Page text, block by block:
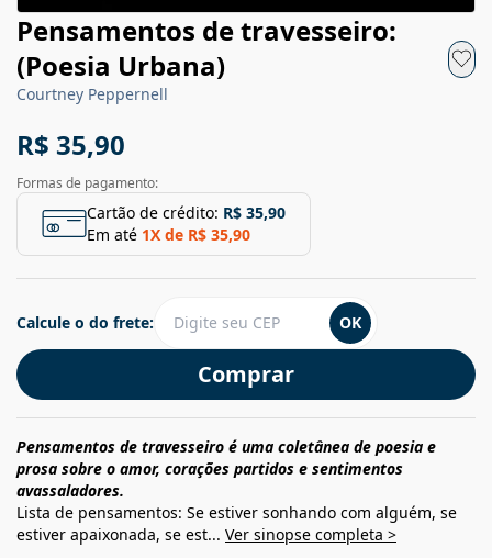
Pensamentos de travesseiro:
(Poesia Urbana)
Courtney Peppernell
R$ 35,90
Formas de pagamento:
Cartão de crédito: R$ 35,90
Em até 1X de R$ 35,90
Comprar
Calcule o do frete: OK
Pensamentos de travesseiro é uma coletânea de poesia e
prosa sobre o amor, corações partidos e sentimentos
avassaladores.
Lista de pensamentos: Se estiver sonhando com alguém, se
estiver apaixonada, se est... Ver sinopse completa >